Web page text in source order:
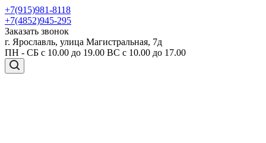
+7(915)981-8118
+7(4852)945-295
Заказать звонок
г. Ярославль, улица Магистральная, 7д
ПН - СБ с 10.00 до 19.00 ВС с 10.00 до 17.00